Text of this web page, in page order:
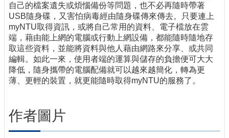
自己的檔案遺失或煩惱備份等問題，也不必再隨時帶著
USB隨身碟，又害怕病毒經由隨身碟傳來傳去。只要連上
myNTU取得資訊，或將自己常用的資料、電子檔放在雲
端，藉由能上網的電腦或行動上網設備，都能隨時隨地存
取這些資料，並能將資料與他人藉由網路來分享、或共同
編輯。如此一來，使用者端的運算與儲存的負擔便可大大
降低，隨身攜帶的電腦配備就可以越來越簡化，轉為更
薄、更輕的裝置，就更能隨時取得myNTU的服務了。
作者圖片